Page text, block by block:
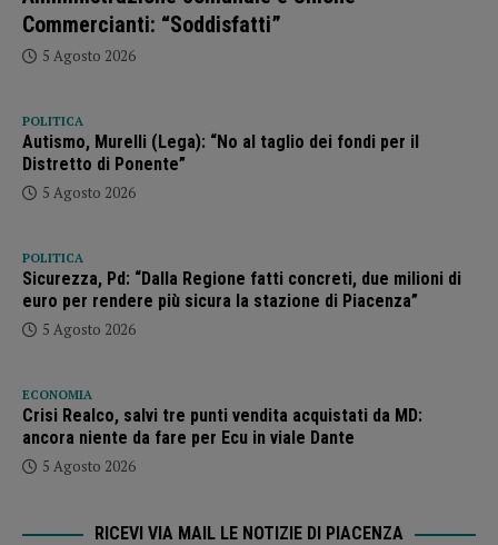
Commercianti: “Soddisfatti”
5 Agosto 2026
POLITICA
Autismo, Murelli (Lega): “No al taglio dei fondi per il
Distretto di Ponente”
5 Agosto 2026
POLITICA
Sicurezza, Pd: “Dalla Regione fatti concreti, due milioni di
euro per rendere più sicura la stazione di Piacenza”
5 Agosto 2026
ECONOMIA
Crisi Realco, salvi tre punti vendita acquistati da MD:
ancora niente da fare per Ecu in viale Dante
5 Agosto 2026
RICEVI VIA MAIL LE NOTIZIE DI PIACENZA